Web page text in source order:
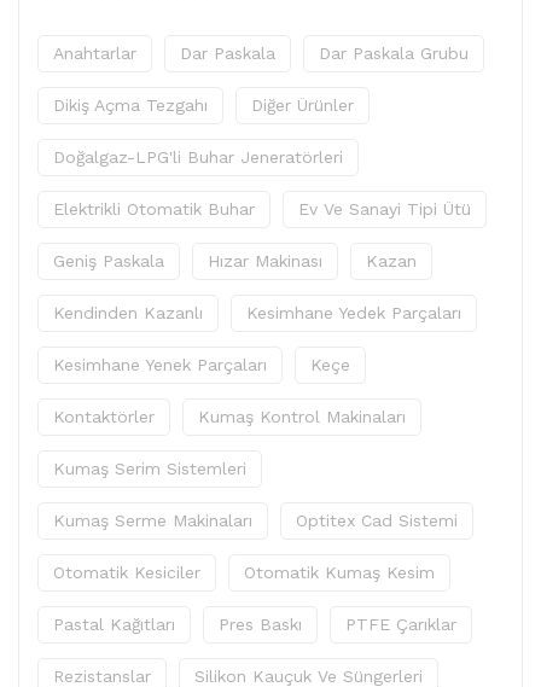
Anahtarlar Dar Paskala Dar Paskala Grubu
Dikiş Açma Tezgahı Diğer Ürünler
Doğalgaz-LPG'li Buhar Jeneratörleri
Elektrikli Otomatik Buhar Ev Ve Sanayi Tipi Ütü
Geniş Paskala Hızar Makinası Kazan
Kendinden Kazanlı Kesimhane Yedek Parçaları
Kesimhane Yenek Parçaları Keçe
Kontaktörler Kumaş Kontrol Makinaları
Kumaş Serim Sistemleri
Kumaş Serme Makinaları Optitex Cad Sistemi
Otomatik Kesiciler Otomatik Kumaş Kesim
Pastal Kağıtları Pres Baskı PTFE Çarıklar
Rezistanslar Silikon Kauçuk Ve Süngerleri